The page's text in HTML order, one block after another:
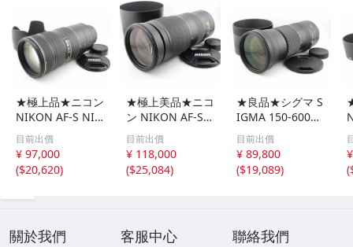
★極上品★ニコン
NIKON AF-S NIK
KOR 70-200mm
F2.8G ED VR II★
I0763＃5506
目前出價
¥ 97,000
($20,620)
★極上美品★ニコ
ン NIKON AF-S
NIKKOR 200-500
mm F5.6E ED VR
★ I0790＃5487
目前出價
¥ 118,000
($25,084)
★良品★シグマ S
IGMA 150-600m
m F5-6.3 DG OS
HSM Contempor
ary NIKON ニコ
ン用★ I0768＃
目前出價
¥ 89,800
($19,089)
(
關於我們 客服中心 聯絡我們